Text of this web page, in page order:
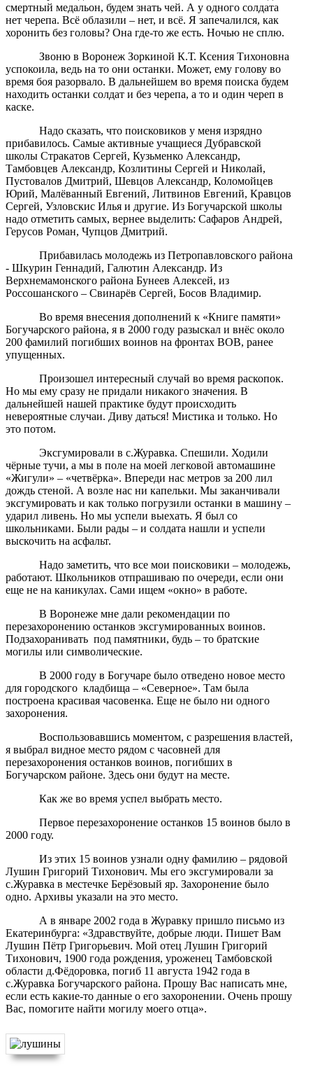
смертный медальон, будем знать чей. А у одного солдата
нет черепа. Всё облазили – нет, и всё. Я запечалился, как
хоронить без головы? Она где-то же есть. Ночью не сплю.
Звоню в Воронеж Зоркиной К.Т. Ксения Тихоновна
успокоила, ведь на то они останки. Может, ему голову во
время боя разорвало. В дальнейшем во время поиска будем
находить останки солдат и без черепа, а то и один череп в
каске.
Надо сказать, что поисковиков у меня изрядно
прибавилось. Самые активные учащиеся Дубравской
школы Стракатов Сергей, Кузьменко Александр,
Тамбовцев Александр, Козлитины Сергей и Николай,
Пустовалов Дмитрий, Шевцов Александр, Коломойцев
Юрий, Малёванный Евгений, Литвинов Евгений, Кравцов
Сергей, Узловскис Илья и другие. Из Богучарской школы
надо отметить самых, вернее выделить: Сафаров Андрей,
Герусов Роман, Чупцов Дмитрий.
Прибавилась молодежь из Петропавловского района
- Шкурин Геннадий, Галютин Александр. Из
Верхнемамонского района Бунеев Алексей, из
Россошанского – Свинарёв Сергей, Босов Владимир.
Во время внесения дополнений к «Книге памяти»
Богучарского района, я в 2000 году разыскал и внёс около
200 фамилий погибших воинов на фронтах ВОВ, ранее
упущенных.
Произошел интересный случай во время раскопок.
Но мы ему сразу не придали никакого значения. В
дальнейшей нашей практике будут происходить
невероятные случаи. Диву даться! Мистика и только. Но
это потом.
Эксгумировали в с.Журавка. Спешили. Ходили
чёрные тучи, а мы в поле на моей легковой автомашине
«Жигули» – «четвёрка». Впереди нас метров за 200 лил
дождь стеной. А возле нас ни капельки. Мы заканчивали
эксгумировать и как только погрузили останки в машину –
ударил ливень. Но мы успели выехать. Я был со
школьниками. Были рады – и солдата нашли и успели
выскочить на асфальт.
Надо заметить, что все мои поисковики – молодежь,
работают. Школьников отпрашиваю по очереди, если они
еще не на каникулах. Сами ищем «окно» в работе.
В Воронеже мне дали рекомендации по
перезахоронению останков эксгумированных воинов.
Подзахоранивать под памятники, будь – то братские
могилы или символические.
В 2000 году в Богучаре было отведено новое место
для городского кладбища – «Северное». Там была
построена красивая часовенка. Еще не было ни одного
захоронения.
Воспользовавшись моментом, с разрешения властей,
я выбрал видное место рядом с часовней для
перезахоронения останков воинов, погибших в
Богучарском районе. Здесь они будут на месте.
Как же во время успел выбрать место.
Первое перезахоронение останков 15 воинов было в
2000 году.
Из этих 15 воинов узнали одну фамилию – рядовой
Лушин Григорий Тихонович. Мы его эксгумировали за
с.Журавка в местечке Берёзовый яр. Захоронение было
одно. Архивы указали на это место.
А в январе 2002 года в Журавку пришло письмо из
Екатеринбурга: «Здравствуйте, добрые люди. Пишет Вам
Лушин Пётр Григорьевич. Мой отец Лушин Григорий
Тихонович, 1900 года рождения, уроженец Тамбовской
области д.Фёдоровка, погиб 11 августа 1942 года в
с.Журавка Богучарского района. Прошу Вас написать мне,
если есть какие-то данные о его захоронении. Очень прошу
Вас, помогите найти могилу моего отца».